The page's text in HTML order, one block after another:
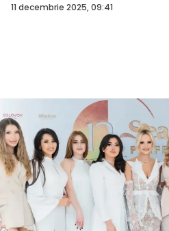
11 decembrie 2025, 09:41